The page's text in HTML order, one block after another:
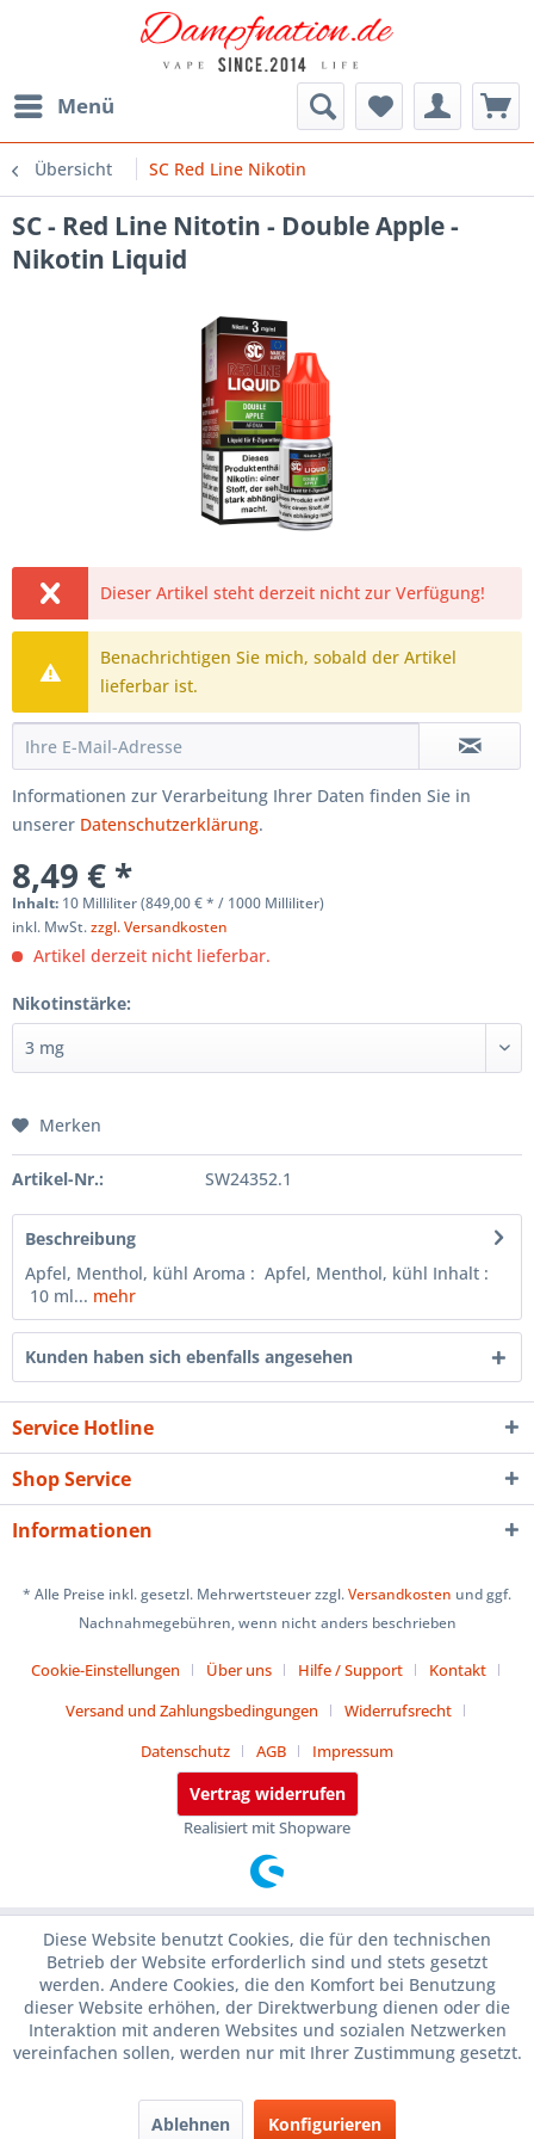
Menü
Übersicht SC Red Line Nikotin
SC - Red Line Nitotin - Double Apple -
Nikotin Liquid
Dieser Artikel steht derzeit nicht zur Verfügung!
Benachrichtigen Sie mich, sobald der Artikel
lieferbar ist.
Informationen zur Verarbeitung Ihrer Daten finden Sie in
unserer Datenschutzerklärung.
8,49 € *
Inhalt: 10 Milliliter (849,00 € * / 1000 Milliliter)
inkl. MwSt.zzgl. Versandkosten
Artikel derzeit nicht lieferbar.
Nikotinstärke:
Merken
Artikel-Nr.: SW24352.1
Beschreibung
Apfel, Menthol, kühl Aroma : Apfel, Menthol, kühl Inhalt :
10 ml... mehr
Kunden haben sich ebenfalls angesehen
Service Hotline
Shop Service
Informationen
* Alle Preise inkl. gesetzl. Mehrwertsteuer zzgl.Versandkosten und ggf.
Nachnahmegebühren, wenn nicht anders beschrieben
Cookie-Einstellungen Über uns Hilfe / Support
Kontakt
Versand und Zahlungsbedingungen
Widerrufsrecht
Datenschutz
AGB Impressum
Vertrag widerrufen
Realisiert mit Shopware
Diese Website benutzt Cookies, die für den technischen
Betrieb der Website erforderlich sind und stets gesetzt
werden. Andere Cookies, die den Komfort bei Benutzung
dieser Website erhöhen, der Direktwerbung dienen oder die
Interaktion mit anderen Websites und sozialen Netzwerken
vereinfachen sollen, werden nur mit Ihrer Zustimmung gesetzt.
Ablehnen Konfigurieren